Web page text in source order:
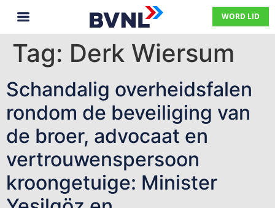
WORD LID
Tag: Derk Wiersum
Schandalig overheidsfalen
rondom de beveiliging van
de broer, advocaat en
vertrouwenspersoon
kroongetuige: Minister